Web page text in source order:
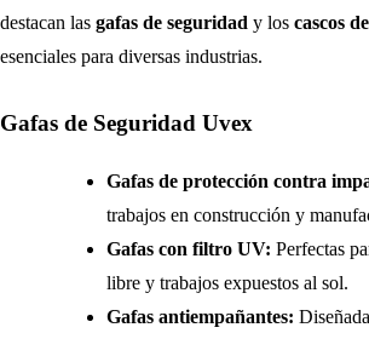
destacan las gafas de seguridad y los cascos
esenciales para diversas industrias.
Gafas de Seguridad Uvex
Gafas de protección contra
trabajos en construcción y
Gafas con filtro UV: Perfectas
libre y trabajos expuestos al sol.
Gafas antiempañantes: